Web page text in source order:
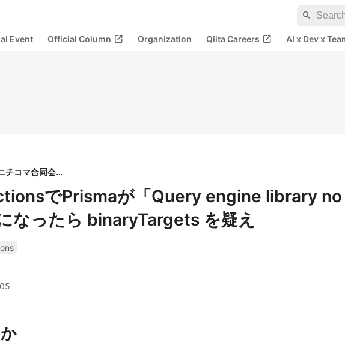
search
Event Official Column open_in_new Organization Qiita Careers open_in_new AI x Dev x
ニチコマ合同会社
でPrismaが「Query engine library no
なったら binaryTargets を疑え